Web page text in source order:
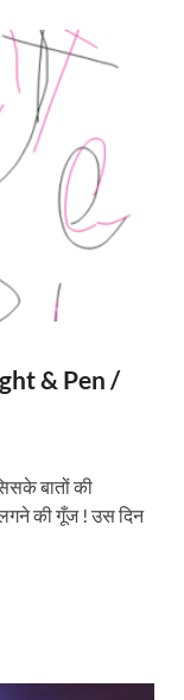
& Pen /
बातों की
की गूँज ! उस दिन